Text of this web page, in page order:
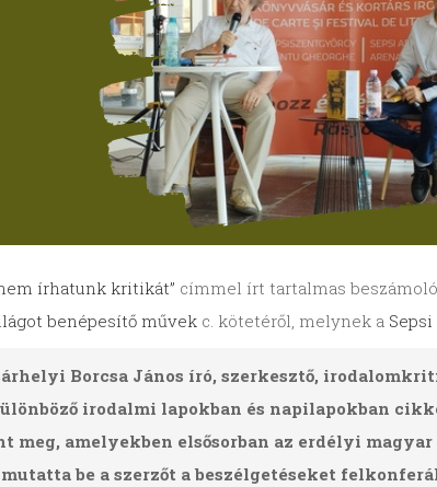
írhatunk kritikát” címmel írt tartalmas
benépesítő művekc. kötetéről, melynek a
Borcsa János író, szerkesztő,
irodalmi lapokban és napilapokban
meg, amelyekben elsősorban az erdélyi
be a szerzőt a beszélgetéseket